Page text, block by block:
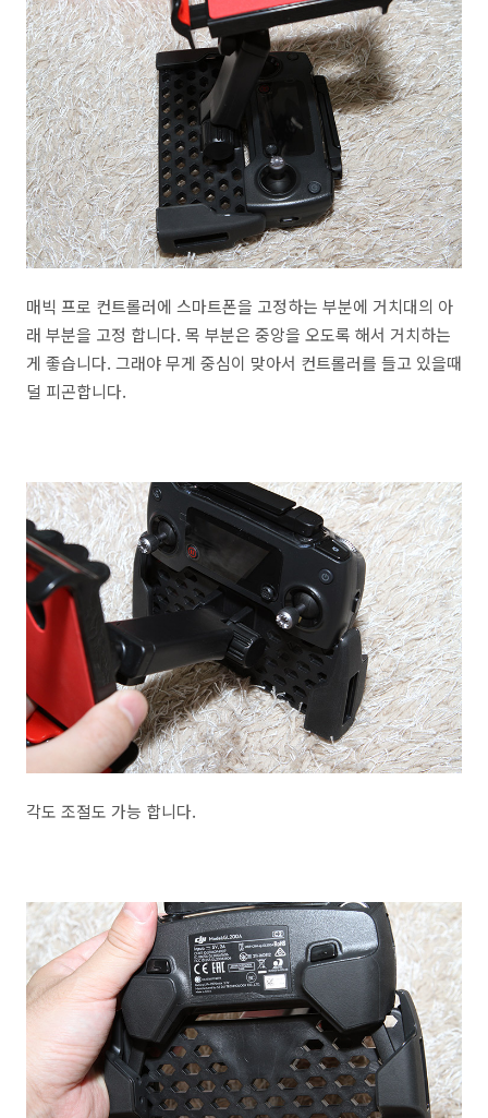
매빅 프로 컨트롤러에 스마트폰을 고정하는 부분에 거치대의 아
래 부분을 고정 합니다. 목 부분은 중앙을 오도록 해서 거치하는
게 좋습니다. 그래야 무게 중심이 맞아서 컨트롤러를 들고 있을때
덜 피곤합니다.
각도 조절도 가능 합니다.